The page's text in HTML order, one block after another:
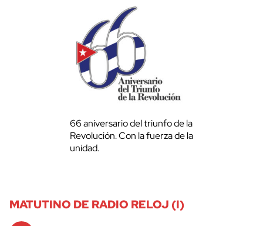
66 aniversario del triunfo de la
Revolución. Con la fuerza de la
unidad.
MATUTINO DE RADIO RELOJ (I)